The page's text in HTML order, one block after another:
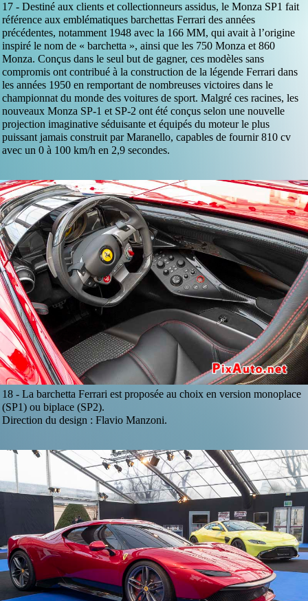
17 -Destiné aux clients et collectionneurs assidus, le Monza SP1 fait
référence aux emblématiques barchettas Ferrari des années
précédentes, notamment 1948 avec la 166 MM, qui avait à l’origine
inspiré le nom de « barchetta », ainsi que les 750 Monza et 860
Monza. Conçus dans le seul but de gagner, ces modèles sans
compromis ont contribué à la construction de la légende Ferrari dans
les années 1950 en remportant de nombreuses victoires dans le
championnat du monde des voitures de sport. Malgré ces racines, les
nouveaux Monza SP-1 et SP-2 ont été conçus selon une nouvelle
projection imaginative séduisante et équipés du moteur le plus
puissant jamais construit par Maranello, capables de fournir 810 cv
avec un 0 à 100 km/h en 2,9 secondes.
18 -La barchetta Ferrari est proposée au choix en version monoplace
(SP1) ou biplace (SP2).
Direction du design : Flavio Manzoni.